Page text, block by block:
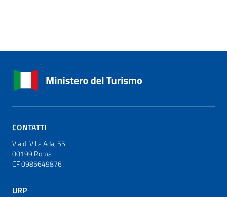
CONTATTI
Via di Villa Ada, 55
00199 Roma
CF 0985649876
URP